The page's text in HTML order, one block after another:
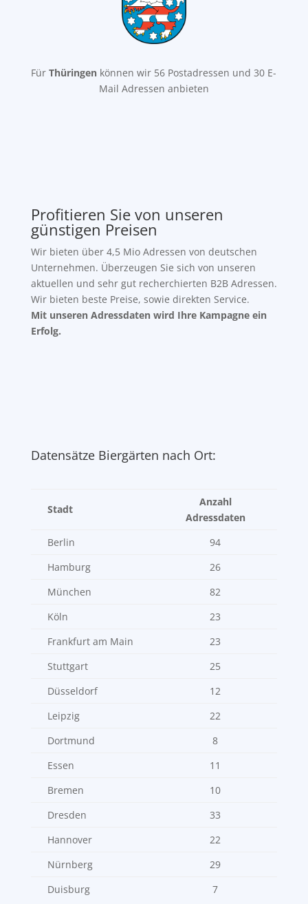
FürThüringen können wir 56 Postadressen und 30 E-
Mail Adressen anbieten
Profitieren Sie von unseren
günstigen Preisen
Wir bieten über 4,5 Mio Adressen von deutschen
Unternehmen. Überzeugen Sie sich von unseren
aktuellen und sehr gut recherchierten B2B Adressen.
Wir bieten beste Preise, sowie direkten Service.
Mit unseren Adressdaten wird Ihre Kampagne ein
Erfolg.
Datensätze Biergärten nach Ort:
Stadt
Anzahl
Adressdaten
Berlin
94
Hamburg
26
München
82
Köln
23
Frankfurt am Main
23
Stuttgart
25
Düsseldorf
12
Leipzig
22
Dortmund
8
Essen
11
Bremen
10
Dresden
33
Hannover
22
Nürnberg
29
Duisburg
7